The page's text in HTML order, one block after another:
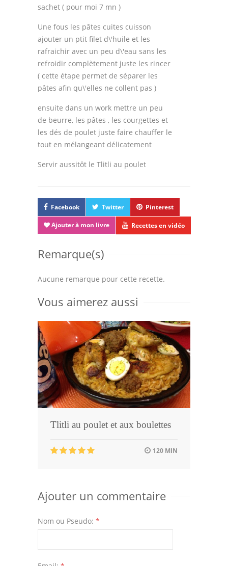
sachet ( pour moi 7 mn )
Une fous les pâtes cuites cuisson
ajouter un ptit filet d\'huile et les
rafraichir avec un peu d\'eau sans les
refroidir complètement juste les rincer
( cette étape permet de séparer les
pâtes afin qu\'elles ne collent pas )
ensuite dans un work mettre un peu
de beurre, les pâtes , les courgettes et
les dés de poulet juste faire chauffer le
tout en mélangeant délicatement
Servir aussitôt le Tlitli au poulet
Facebook Twitter Pinterest
Ajouter à mon livre Recettes en vidéo
Remarque(s)
Aucune remarque pour cette recette.
Vous aimerez aussi
Tlitli au poulet et aux boulettes
120 MIN
Ajouter un commentaire
Nom ou Pseudo: *